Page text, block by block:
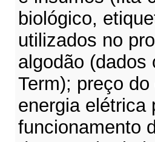
biológico,
utilizados no
algodão (dados
Term); preço
energia elétrica
funcionamento